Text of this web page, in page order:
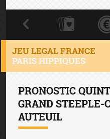
JEU LEGAL FRANCE
PARIS HIPPIQUES
PRONOSTIC
GRAND STEEPLE-
AUTEUIL